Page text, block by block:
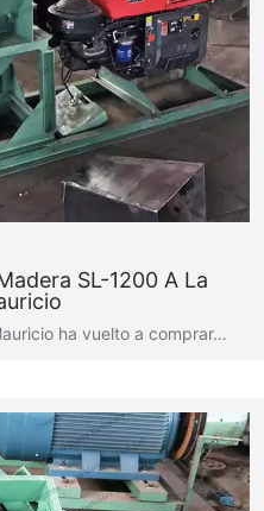
SL-1200 A La
ha vuelto a comprar…